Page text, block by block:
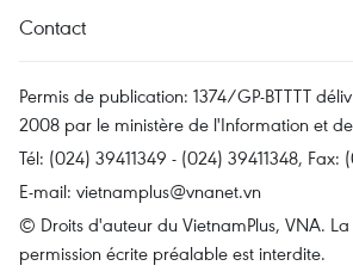
Contact
Permis de publication: 1374/GP-BTTTT
2008 par le ministère de l'Information et
Tél: (024) 39411349 - (024) 39411348, Fax:
E-mail: vietnamplus@vnanet.vn
© Droits d'auteur du VietnamPlus, VNA.
permission écrite préalable est interdite.